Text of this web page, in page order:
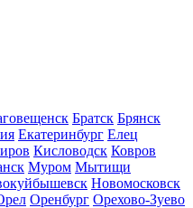
Братск Брянск
Екатеринбург Елец
Кисловодск Ковров
Муром Мытищи
Новомосковск
Оренбург Орехово-Зуево